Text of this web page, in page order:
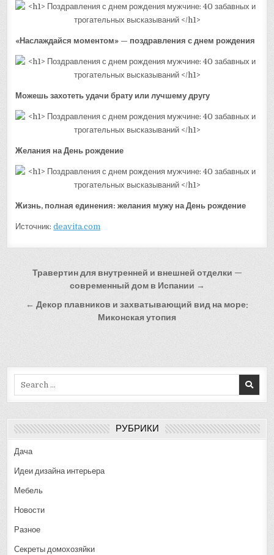
«Наслаждайся моментом» — поздравления с днем рождения
Можешь захотеть удачи брату или лучшему другу
Желания на День рождение
Жизнь, полная единения: желания мужу на День рождение
Источник:deavita.com
Навигация
записям
Травертин для внутренней и внешней отделки —
современный дом в Испании →
← Декор плавников и захватывающий вид на море:
Миконская утопия
РУБРИКИ
Дача
Идеи дизайна интерьера
Мебель
Новости
Разное
Секреты домохозяйки